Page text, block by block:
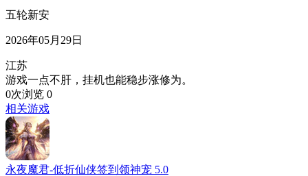
五轮新安
2026年05月29日
江苏
游戏一点不肝，挂机也能稳步涨修为。
0次浏览 0
相关游戏
永夜魔君-低折仙侠签到领神宠 5.0